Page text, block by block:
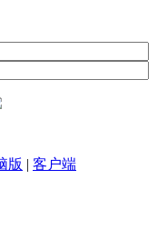
版 | 客户端